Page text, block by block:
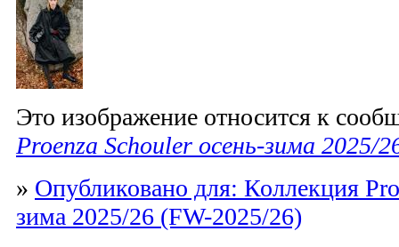
Это изображение относится к
Proenza Schouler осень-зима 2025/
» Опубликовано для: Коллекция
зима 2025/26 (FW-2025/26)